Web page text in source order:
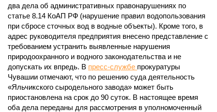
два дела об административных правонарушениях по
статье 8.14 КоАП РФ (нарушение правил водопользования
при сбросе сточных вод в водные объекты). Кроме того, в
адрес руководителя предприятия внесено представление с
требованием устранить выявленные нарушения
природоохранного и водного законодательства и не
допускать их впредь. В пресс-службе прокуратуры
Чувашии отмечают, что по решению суда деятельность
«Яльчикского сыродельного завода» может быть
приостановлена на срок до 90 суток. В настоящее время
оба дела переданы для рассмотрения в уполномоченный